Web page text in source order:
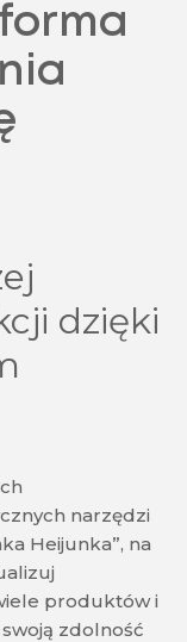
dzięki
narzędzi
Heijunka”, na
produktów i
zdolność